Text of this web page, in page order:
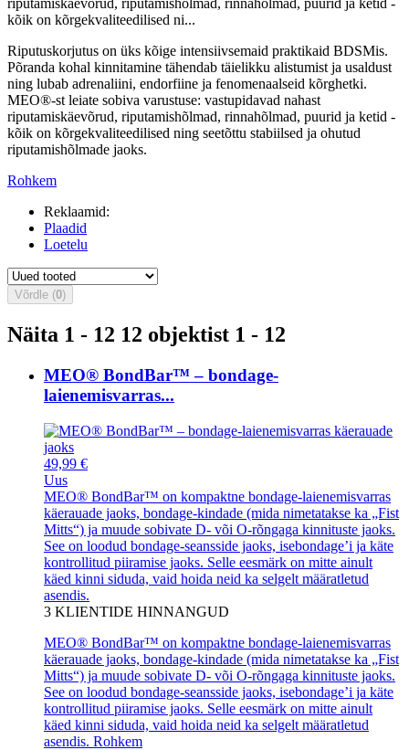
riputamiskäevõrud, riputamishõlmad, rinnahõlmad, puurid ja ketid -
kõik on kõrgekvaliteedilised ni...
Riputuskorjutus on üks kõige intensiivsemaid praktikaid BDSMis.
Põranda kohal kinnitamine tähendab täielikku alistumist ja usaldust
ning lubab adrenaliini, endorfiine ja fenomenaalseid kõrghetki.
MEO®-st leiate sobiva varustuse: vastupidavad nahast
riputamiskäevõrud, riputamishõlmad, rinnahõlmad, puurid ja ketid -
kõik on kõrgekvaliteedilised ning seetõttu stabiilsed ja ohutud
riputamishõlmade jaoks.
Rohkem
Reklaamid:
Plaadid
Loetelu
Võrdle (0)
Näita 1 - 12 12 objektist 1 - 12
MEO® BondBar™ – bondage-
laienemisvarras...
49,99 €
Uus
MEO® BondBar™ on kompaktne bondage-laienemisvarras
käerauade jaoks, bondage-kindade (mida nimetatakse ka „Fist
Mitts“) ja muude sobivate D- või O-rõngaga kinnituste jaoks.
See on loodud bondage-seansside jaoks, isebondage’i ja käte
kontrollitud piiramise jaoks. Selle eesmärk on mitte ainult
käed kinni siduda, vaid hoida neid ka selgelt määratletud
asendis.
3 KLIENTIDE HINNANGUD
MEO® BondBar™ on kompaktne bondage-laienemisvarras
käerauade jaoks, bondage-kindade (mida nimetatakse ka „Fist
Mitts“) ja muude sobivate D- või O-rõngaga kinnituste jaoks.
See on loodud bondage-seansside jaoks, isebondage’i ja käte
kontrollitud piiramise jaoks. Selle eesmärk on mitte ainult
käed kinni siduda, vaid hoida neid ka selgelt määratletud
asendis. Rohkem